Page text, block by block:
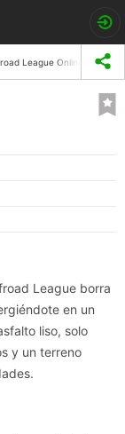
League Online
League borra
en un
liso, solo
y un terreno